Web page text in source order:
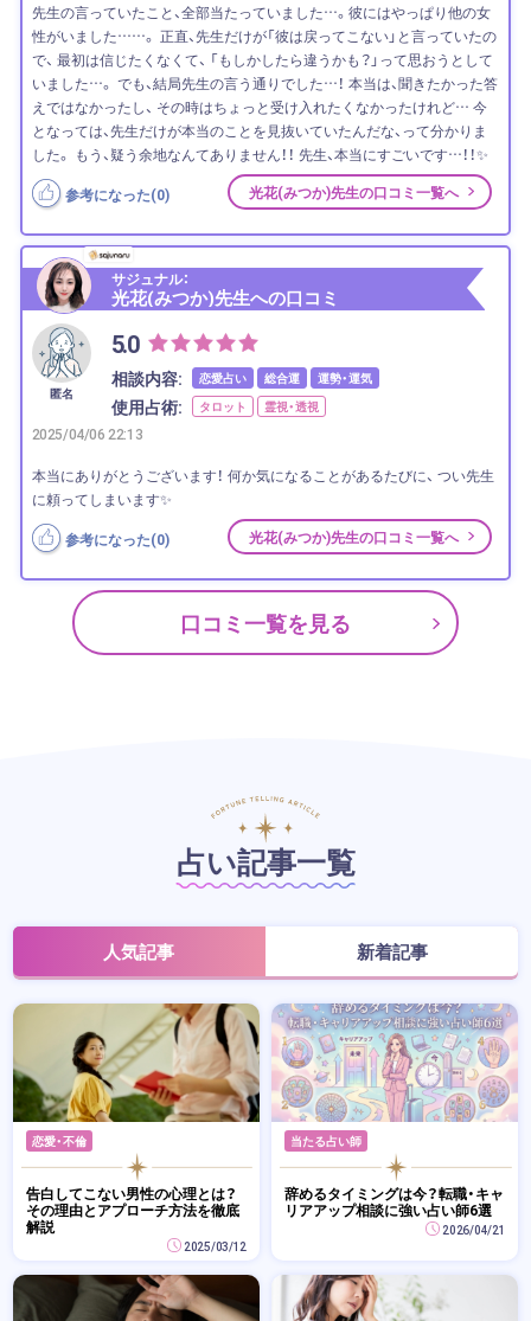
先生の言っていたこと、全部当たっていました…。彼にはやっぱり他の女
性がいました……。 正直、先生だけが「彼は戻ってこない」と言っていたの
で、 最初は信じたくなくて、 「もしかしたら違うかも？」って思おうとして
いました…。 でも、結局先生の言う通りでした…！ 本当は、聞きたかった答
えではなかったし、 その時はちょっと受け入れたくなかったけれど… 今
となっては、先生だけが本当のことを見抜いていたんだな、って分かりま
した。 もう、疑う余地なんてありません！！ 先生、本当にすごいです…！！✨
参考になった(0) 光花(みつか)先生の口コミ一覧へ
サジュナル：
光花(みつか)先生への口コミ
匿名
5.0
相談内容: 恋愛占い 総合運 運勢・運気
使用占術: タロット 霊視・透視
2025/04/06 22:13
本当にありがとうございます！ 何か気になることがあるたびに、 つい先生
に頼ってしまいます✨
参考になった(0) 光花(みつか)先生の口コミ一覧へ
口コミ一覧を見る
占い記事一覧
人気記事 新着記事
恋愛・不倫
告白してこない男性の心理とは？
その理由とアプローチ方法を徹底
解説
2025/03/12
当たる占い師
辞めるタイミングは今？転職・キャ
リアアップ相談に強い占い師6選
2026/04/21